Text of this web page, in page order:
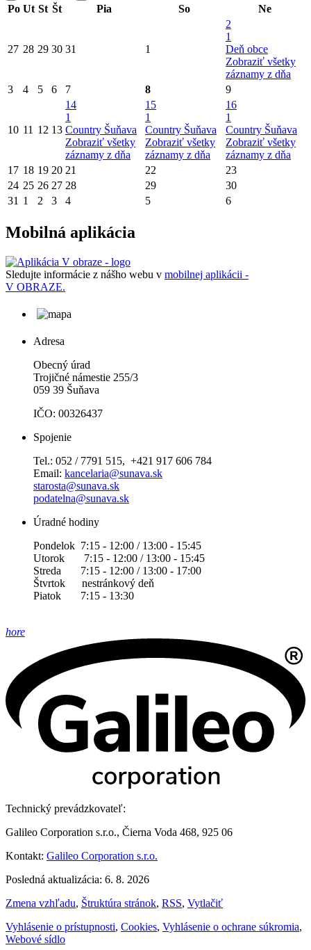
Po Ut St Št Pia So Ne
27 28 29 30 31 1
2
1
Deň obce
Zobraziť všetky
záznamy z dňa
3
4 5 6 7 8 9
10 11 12 13
14
1
Country Šuňava
Zobraziť všetky
záznamy z dňa
15
1
Country Šuňava
Zobraziť všetky
záznamy z dňa
16
1
Country Šuňava
Zobraziť všetky
záznamy z dňa
17 18 19 20 21 22
23
24 25 26 27 28 29
30
31 1 2 3 4 5 6
Mobilná aplikácia
Sledujte informácie z nášho webu v mobilnej aplikácii -
V OBRAZE.
Adresa
Obecný úrad
Trojičné námestie 255/3
059 39 Šuňava
IČO: 00326437
Spojenie
Tel.: 052 / 7791 515, +421 917 606 784
Email: kancelaria@sunava.sk
starosta@sunava.sk
podatelna@sunava.sk
Úradné hodiny
Pondelok 7:15 - 12:00 / 13:00 - 15:45
Utorok 7:15 - 12:00 / 13:00 - 15:45
Streda 7:15 - 12:00 / 13:00 - 17:00
Štvrtok nestránkový deň
Piatok 7:15 - 13:30
hore
Technický prevádzkovateľ:
Galileo Corporation s.r.o., Čierna Voda 468, 925 06
Kontakt: Galileo Corporation s.r.o.
Posledná aktualizácia: 6. 8. 2026
Zmena vzhľadu, Štruktúra stránok, RSS, Vytlačiť
Vyhlásenie o prístupnosti, Cookies, Vyhlásenie o ochrane súkromia,
Webové sídlo